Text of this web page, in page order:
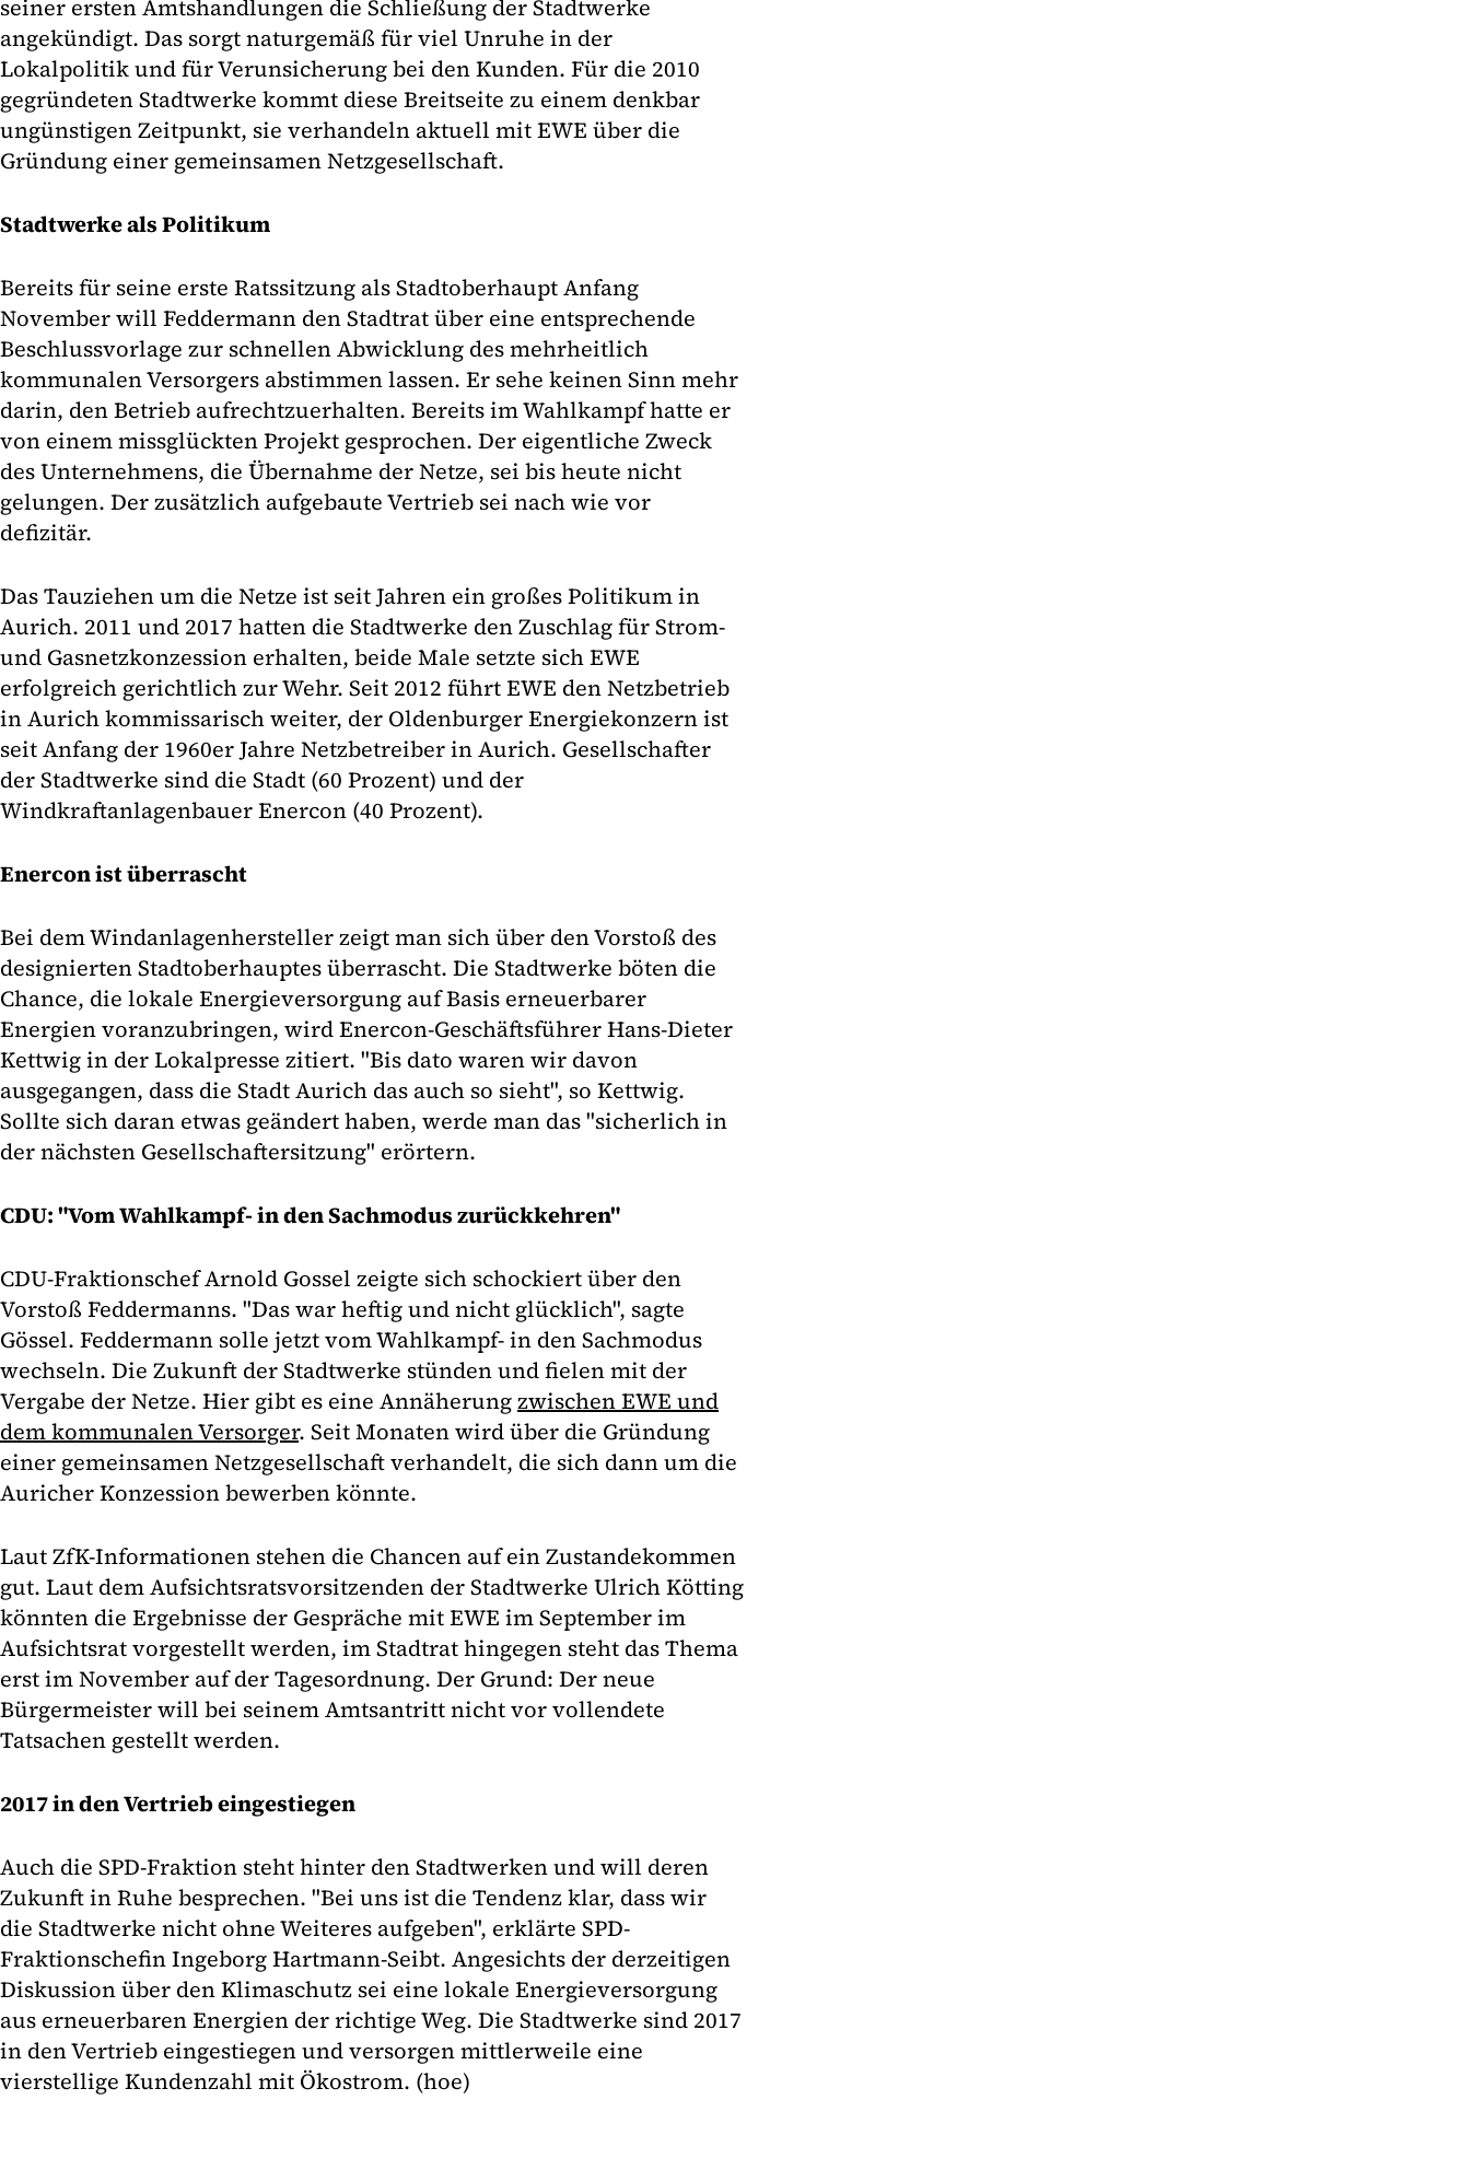
seiner ersten Amtshandlungen die Schließung der Stadtwerke
angekündigt. Das sorgt naturgemäß für viel Unruhe in der
Lokalpolitik und für Verunsicherung bei den Kunden. Für die 2010
gegründeten Stadtwerke kommt diese Breitseite zu einem denkbar
ungünstigen Zeitpunkt, sie verhandeln aktuell mit EWE über die
Gründung einer gemeinsamen Netzgesellschaft.
Stadtwerke als Politikum
Bereits für seine erste Ratssitzung als Stadtoberhaupt Anfang
November will Feddermann den Stadtrat über eine entsprechende
Beschlussvorlage zur schnellen Abwicklung des mehrheitlich
kommunalen Versorgers abstimmen lassen. Er sehe keinen Sinn mehr
darin, den Betrieb aufrechtzuerhalten. Bereits im Wahlkampf hatte er
von einem missglückten Projekt gesprochen. Der eigentliche Zweck
des Unternehmens, die Übernahme der Netze, sei bis heute nicht
gelungen. Der zusätzlich aufgebaute Vertrieb sei nach wie vor
defizitär.
Das Tauziehen um die Netze ist seit Jahren ein großes Politikum in
Aurich. 2011 und 2017 hatten die Stadtwerke den Zuschlag für Strom-
und Gasnetzkonzession erhalten, beide Male setzte sich EWE
erfolgreich gerichtlich zur Wehr. Seit 2012 führt EWE den Netzbetrieb
in Aurich kommissarisch weiter, der Oldenburger Energiekonzern ist
seit Anfang der 1960er Jahre Netzbetreiber in Aurich. Gesellschafter
der Stadtwerke sind die Stadt (60 Prozent) und der
Windkraftanlagenbauer Enercon (40 Prozent).
Enercon ist überrascht
Bei dem Windanlagenhersteller zeigt man sich über den Vorstoß des
designierten Stadtoberhauptes überrascht. Die Stadtwerke böten die
Chance, die lokale Energieversorgung auf Basis erneuerbarer
Energien voranzubringen, wird Enercon-Geschäftsführer Hans-Dieter
Kettwig in der Lokalpresse zitiert. "Bis dato waren wir davon
ausgegangen, dass die Stadt Aurich das auch so sieht", so Kettwig.
Sollte sich daran etwas geändert haben, werde man das "sicherlich in
der nächsten Gesellschaftersitzung" erörtern.
CDU: "Vom Wahlkampf- in den Sachmodus zurückkehren"
CDU-Fraktionschef Arnold Gossel zeigte sich schockiert über den
Vorstoß Feddermanns. "Das war heftig und nicht glücklich", sagte
Gössel. Feddermann solle jetzt vom Wahlkampf- in den Sachmodus
wechseln. Die Zukunft der Stadtwerke stünden und fielen mit der
Vergabe der Netze. Hier gibt es eine Annäherungzwischen EWE und
dem kommunalen Versorger. Seit Monaten wird über die Gründung
einer gemeinsamen Netzgesellschaft verhandelt, die sich dann um die
Auricher Konzession bewerben könnte.
Laut ZfK-Informationen stehen die Chancen auf ein Zustandekommen
gut. Laut dem Aufsichtsratsvorsitzenden der Stadtwerke Ulrich Kötting
könnten die Ergebnisse der Gespräche mit EWE im September im
Aufsichtsrat vorgestellt werden, im Stadtrat hingegen steht das Thema
erst im November auf der Tagesordnung. Der Grund: Der neue
Bürgermeister will bei seinem Amtsantritt nicht vor vollendete
Tatsachen gestellt werden.
2017 in den Vertrieb eingestiegen
Auch die SPD-Fraktion steht hinter den Stadtwerken und will deren
Zukunft in Ruhe besprechen. "Bei uns ist die Tendenz klar, dass wir
die Stadtwerke nicht ohne Weiteres aufgeben", erklärte SPD-
Fraktionschefin Ingeborg Hartmann-Seibt. Angesichts der derzeitigen
Diskussion über den Klimaschutz sei eine lokale Energieversorgung
aus erneuerbaren Energien der richtige Weg. Die Stadtwerke sind 2017
in den Vertrieb eingestiegen und versorgen mittlerweile eine
vierstellige Kundenzahl mit Ökostrom. (hoe)